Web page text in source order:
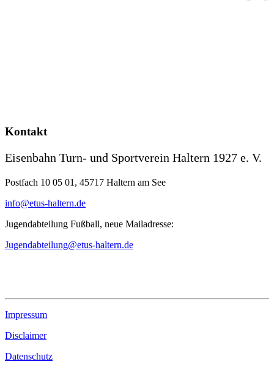
Kontakt
Eisenbahn Turn- und Sportverein Haltern 1927 e. V.
Postfach 10 05 01, 45717 Haltern am See
info@etus-haltern.de
Jugendabteilung Fußball, neue Mailadresse:
Jugendabteilung@etus-haltern.de
Impressum
Disclaimer
Datenschutz